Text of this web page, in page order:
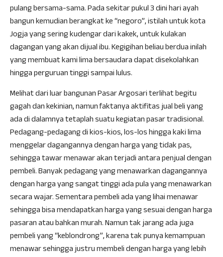
pulang bersama-sama. Pada sekitar pukul 3 dini hari ayah
bangun kemudian berangkat ke “negoro”, istilah untuk kota
Jogja yang sering kudengar dari kakek, untuk kulakan
dagangan yang akan dijual ibu. Kegigihan beliau berdua inilah
yang membuat kami lima bersaudara dapat disekolahkan
hingga perguruan tinggi sampai lulus.
Melihat dari luar bangunan Pasar Argosari terlihat begitu
gagah dan kekinian, namun faktanya aktifitas jual beli yang
ada di dalamnya tetaplah suatu kegiatan pasar tradisional.
Pedagang-pedagang di kios-kios, los-los hingga kaki lima
menggelar dagangannya dengan harga yang tidak pas,
sehingga tawar menawar akan terjadi antara penjual dengan
pembeli. Banyak pedagang yang menawarkan dagangannya
dengan harga yang sangat tinggi ada pula yang menawarkan
secara wajar. Sementara pembeli ada yang lihai menawar
sehingga bisa mendapatkan harga yang sesuai dengan harga
pasaran atau bahkan murah. Namun tak jarang ada juga
pembeli yang “keblondrong”, karena tak punya kemampuan
menawar sehingga justru membeli dengan harga yang lebih